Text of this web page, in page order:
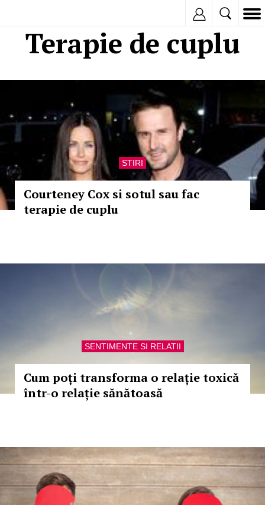
Terapie de cuplu
STIRI
Courteney Cox si sotul sau fac
terapie de cuplu
SENTIMENTE SI RELATII
Cum poți transforma o relație toxică
într-o relație sănătoasă